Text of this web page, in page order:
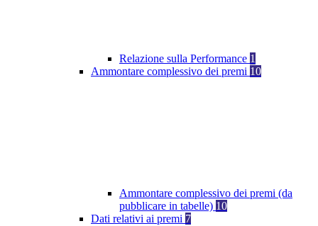
Relazione sulla Performance 1
Ammontare complessivo dei premi 10
Ammontare complessivo dei premi (da
pubblicare in tabelle) 10
Dati relativi ai premi 7